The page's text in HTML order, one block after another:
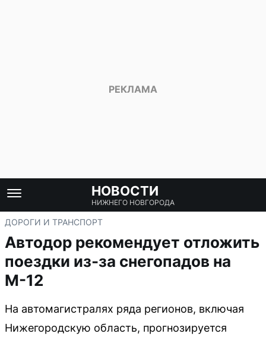
НОВОСТИ
НИЖНЕГО НОВГОРОДА
ДОРОГИ И ТРАНСПОРТ
Автодор рекомендует отложить
поездки из-за снегопадов на
М-12
На автомагистралях ряда регионов, включая
Нижегородскую область, прогнозируется